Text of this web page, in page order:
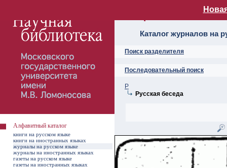
Алфавитный
Каталог журналов на
Поиск разделителя
Последовательный поиск
Р
Русская беседа
Алфавитный каталог
книги на русском языке
книги на иностранных языках
журналы на русском языке
журналы на иностранных языках
газеты на русском языке
газеты на иностранных языках